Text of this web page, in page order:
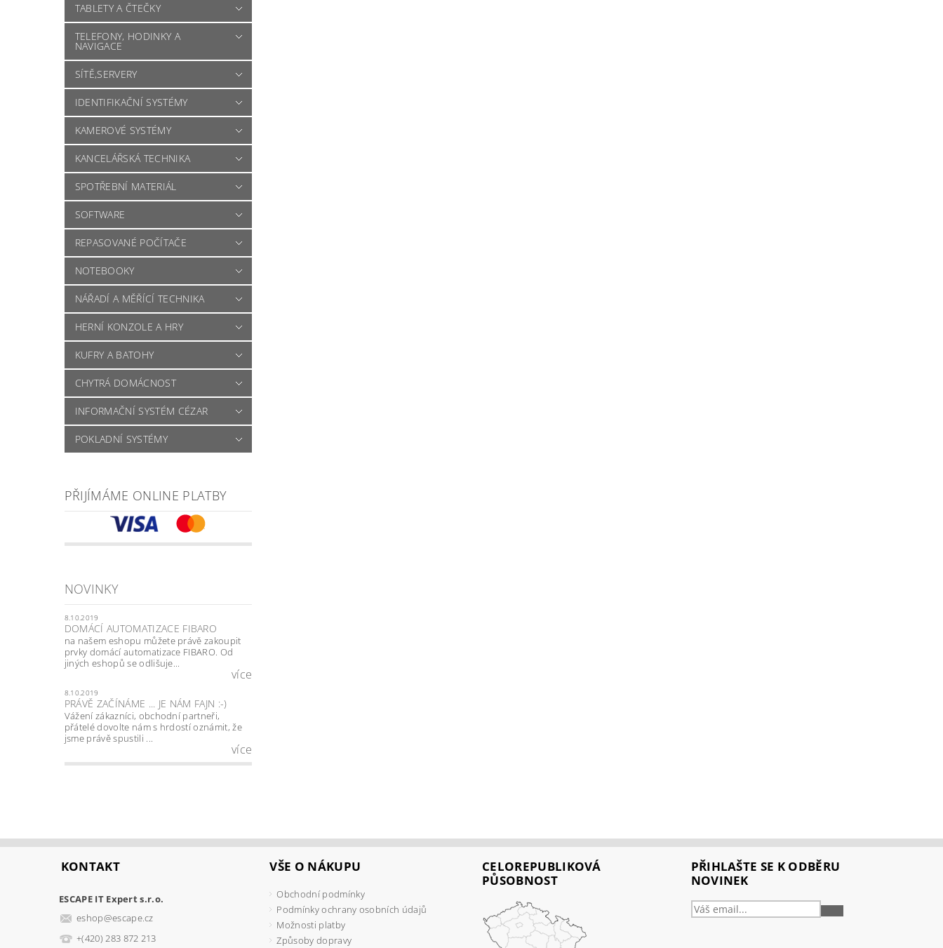
TABLETY A ČTEČKY
TELEFONY, HODINKY A
NAVIGACE
SÍTĚ,SERVERY
IDENTIFIKAČNÍ SYSTÉMY
KAMEROVÉ SYSTÉMY
KANCELÁŘSKÁ TECHNIKA
SPOTŘEBNÍ MATERIÁL
SOFTWARE
REPASOVANÉ POČÍTAČE
NOTEBOOKY
NÁŘADÍ A MĚŘÍCÍ TECHNIKA
HERNÍ KONZOLE A HRY
KUFRY A BATOHY
CHYTRÁ DOMÁCNOST
INFORMAČNÍ SYSTÉM CÉZAR
POKLADNÍ SYSTÉMY
PŘIJÍMÁME ONLINE PLATBY
NOVINKY
8.10.2019
DOMÁCÍ AUTOMATIZACE FIBARO
na našem eshopu můžete právě zakoupit
prvky domácí automatizace FIBARO. Od
jiných eshopů se odlišuje...
více
8.10.2019
PRÁVĚ ZAČÍNÁME ... JE NÁM FAJN :-)
Vážení zákazníci, obchodní partneři,
přátelé dovolte nám s hrdostí oznámit, že
jsme právě spustili ...
více
KONTAKT
ESCAPE IT Expert s.r.o.
eshop@escape.cz
+(420) 283 872 213
VŠE O NÁKUPU
Obchodní podmínky
Podmínky ochrany osobních údajů
Možnosti platby
Způsoby dopravy
CELOREPUBLIKOVÁ
PŮSOBNOST
PŘIHLAŠTE SE K ODBĚRU
NOVINEK
PŘIHLÁSIT